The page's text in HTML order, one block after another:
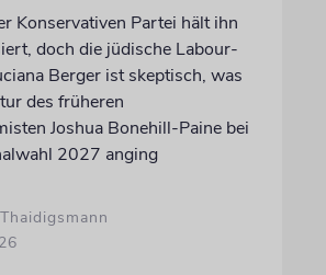
Konservativen Partei hält ihn
doch die jüdische Labour-
Berger ist skeptisch, was
des früheren
Joshua Bonehill-Paine bei
2027 anging